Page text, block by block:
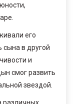
его
сына в другой
и
смог развить
звездой.
различных